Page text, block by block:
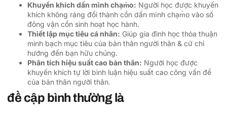
Khuyến khích dấn mình chạm̀o: Người học được khuyến
khích không ráng đổi thành cồn dấn mình chạm̀o vào số
đông vận cồn sinh hoạt học hành.
Thiết lập mục tiêu cá nhân: Giúp gia đình học thỏa thuận
minh bạch mục tiêu của bản thân người thân & cử chỉ
hướng đến bạn hữu chúng.
Phân tích hiệu suất cao bản thân: Người học được
khuyến khích tự lời bình luận hiệu suất cao công vấn đề
của bản thân người thân.
đề cập bình thường là